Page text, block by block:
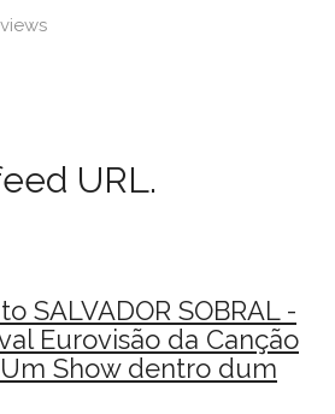
URL.
SALVADOR SOBRAL -
Eurovisão da Canção
Show dentro dum